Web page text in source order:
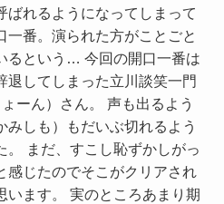
ばれるようになってしまって
一番。演られた方がことごと
るという… 今回の開口一番は
退してしまった立川談笑一門
ーん）さん。 声も出るよう
みしも）もだいぶ切れるよう
。 まだ、すこし恥ずかしがっ
じたのでそこがクリアされ
います。 実のところあまり期